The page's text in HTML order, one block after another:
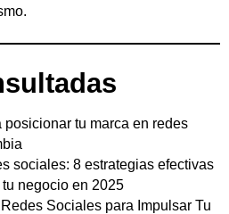
posicionar tu marca en redes
sociales: 8 estrategias efectivas
tu negocio en 2025
Sociales para Impulsar Tu